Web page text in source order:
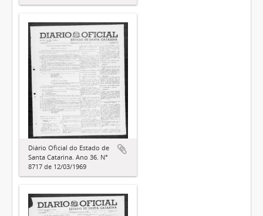
Diário Oficial do Estado de
Santa Catarina. Ano 36. N°
8717 de 12/03/1969